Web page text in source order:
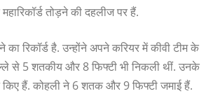
तोड़ने की दहलीज पर हैं.
रिकॉर्ड है. उन्होंने अपने करियर में कीवी टीम के
से 5 शतकीय और 8 फिफ्टी भी निकली थीं. उनके
हैं. कोहली ने 6 शतक और 9 फिफ्टी जमाई हैं.